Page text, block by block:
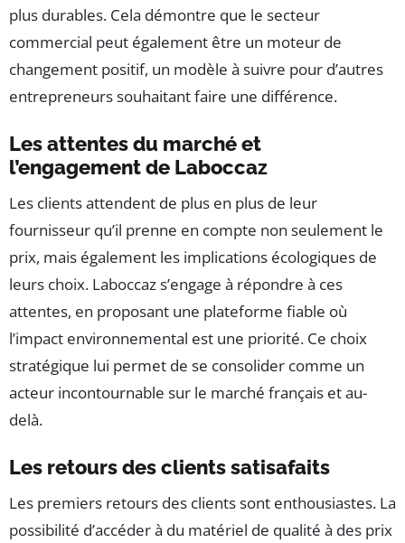
plus durables. Cela démontre que le secteur
commercial peut également être un moteur de
changement positif, un modèle à suivre pour d’autres
entrepreneurs souhaitant faire une différence.
Les attentes du marché et
l’engagement de Laboccaz
Les clients attendent de plus en plus de leur
fournisseur qu’il prenne en compte non seulement le
prix, mais également les implications écologiques de
leurs choix. Laboccaz s’engage à répondre à ces
attentes, en proposant une plateforme fiable où
l’impact environnemental est une priorité. Ce choix
stratégique lui permet de se consolider comme un
acteur incontournable sur le marché français et au-
delà.
Les retours des clients satisafaits
Les premiers retours des clients sont enthousiastes. La
possibilité d’accéder à du matériel de qualité à des prix